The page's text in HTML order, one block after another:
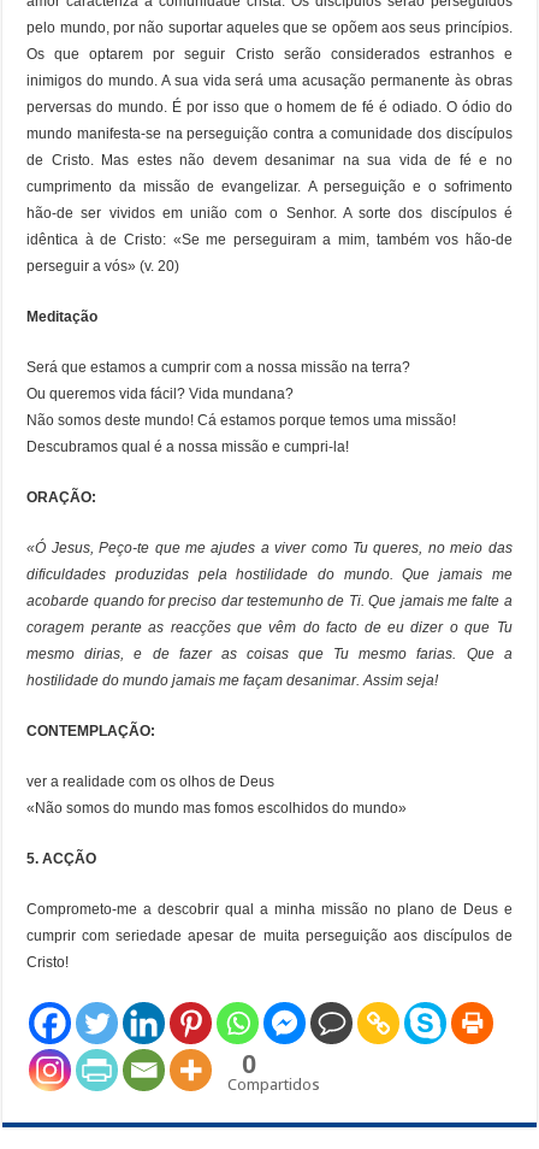
pelo mundo, por não suportar aqueles que se opõem aos seus princípios.
Os que optarem por seguir Cristo serão considerados estranhos e
inimigos do mundo. A sua vida será uma acusação permanente às obras
perversas do mundo. É por isso que o homem de fé é odiado. O ódio do
mundo manifesta-se na perseguição contra a comunidade dos discípulos
de Cristo. Mas estes não devem desanimar na sua vida de fé e no
cumprimento da missão de evangelizar. A perseguição e o sofrimento
hão-de ser vividos em união com o Senhor. A sorte dos discípulos é
idêntica à de Cristo: «Se me perseguiram a mim, também vos hão-de
perseguir a vós» (v. 20)
Meditação
Será que estamos a cumprir com a nossa missão na terra?
Ou queremos vida fácil? Vida mundana?
Não somos deste mundo! Cá estamos porque temos uma missão!
Descubramos qual é a nossa missão e cumpri-la!
ORAÇÃO:
«Ó Jesus, Peço-te que me ajudes a viver como Tu queres, no meio das
dificuldades produzidas pela hostilidade do mundo. Que jamais me
acobarde quando for preciso dar testemunho de Ti. Que jamais me falte a
coragem perante as reacções que vêm do facto de eu dizer o que Tu
mesmo dirias, e de fazer as coisas que Tu mesmo farias. Que a
hostilidade do mundo jamais me façam desanimar. Assim seja!
CONTEMPLAÇÃO:
ver a realidade com os olhos de Deus
«Não somos do mundo mas fomos escolhidos do mundo»
5. ACÇÃO
Comprometo-me a descobrir qual a minha missão no plano de Deus e
cumprir com seriedade apesar de muita perseguição aos discípulos de
Cristo!
0
Compartidos